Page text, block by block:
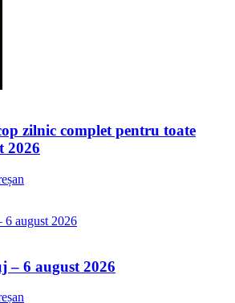
zilnic complet pentru toate
2026
– 6 august 2026